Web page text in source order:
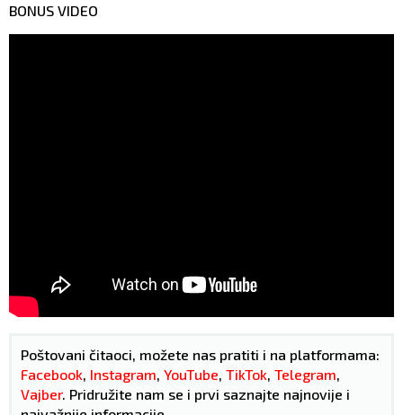
BONUS VIDEO
Poštovani čitaoci, možete nas pratiti i na platformama:
Facebook Instagram YouTube TikTok Telegram
Vajber. Pridružite nam se i prvi saznajte najnovije i